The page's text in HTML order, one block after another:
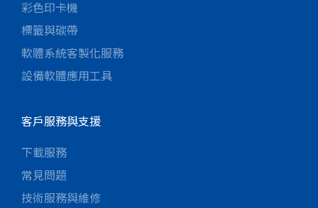
彩色印卡機
標籤與碳帶
軟體系統客製化服務
設備軟體應用工具
客戶服務與支援
下載服務
常見問題
技術服務與維修